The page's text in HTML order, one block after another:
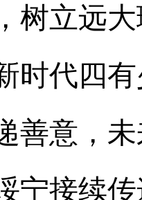
树立远
时代四
善意，
宁接续